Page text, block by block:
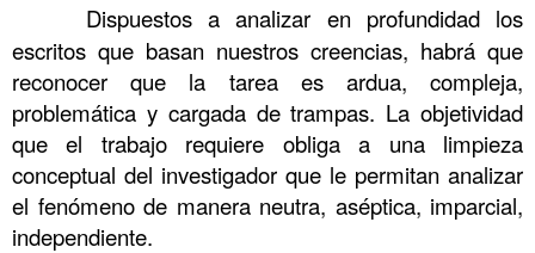
Dispuestos a analizar en profundidad los
escritos que basan nuestros creencias, habrá que
reconocer que la tarea es ardua, compleja,
problemática y cargada de trampas. La objetividad
que el trabajo requiere obliga a una limpieza
conceptual del investigador que le permitan analizar
el fenómeno de manera neutra, aséptica, imparcial,
independiente.